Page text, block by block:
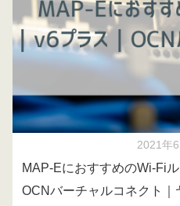
2021年
MAP-EにおすすめのWi-Fi
OCNバーチャルコネクト｜